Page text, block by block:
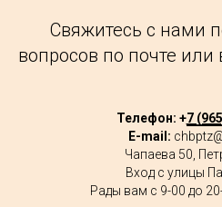
Свяжитесь с нами
вопросов по почте или
Телефон: +7
E-mail:
Чапаева 50,
Вход с улицы
Рады вам с 9-00 до